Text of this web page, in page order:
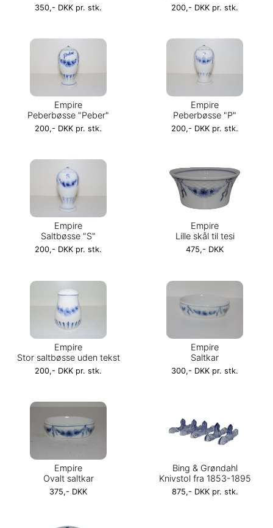
350,- DKK pr. stk. 200,- DKK pr. stk.
Empire
Peberbøsse "Peber"
200,- DKK pr. stk.
Empire
Peberbøsse "P"
200,- DKK pr. stk.
Empire
Saltbøsse "S"
200,- DKK pr. stk.
Empire
Lille skål til tesi
475,- DKK
Empire
Stor saltbøsse uden tekst
200,- DKK pr. stk.
Empire
Saltkar
300,- DKK pr. stk.
Empire
Ovalt saltkar
375,- DKK
Bing & Grøndahl
Knivstol fra 1853-1895
875,- DKK pr. stk.